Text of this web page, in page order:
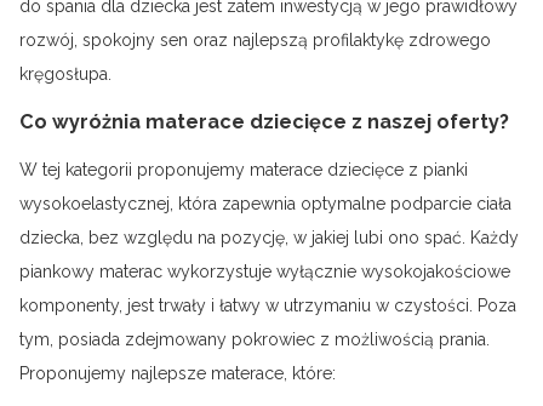
do spania dla dziecka jest zatem inwestycją w jego prawidłowy
rozwój, spokojny sen oraz najlepszą profilaktykę zdrowego
kręgosłupa.
Co wyróżnia materace dziecięce z naszej oferty?
W tej kategorii proponujemy materace dziecięce z pianki
wysokoelastycznej, która zapewnia optymalne podparcie ciała
dziecka, bez względu na pozycję, w jakiej lubi ono spać. Każdy
piankowy materac wykorzystuje wyłącznie wysokojakościowe
komponenty, jest trwały i łatwy w utrzymaniu w czystości. Poza
tym, posiada zdejmowany pokrowiec z możliwością prania.
Proponujemy najlepsze materace, które: